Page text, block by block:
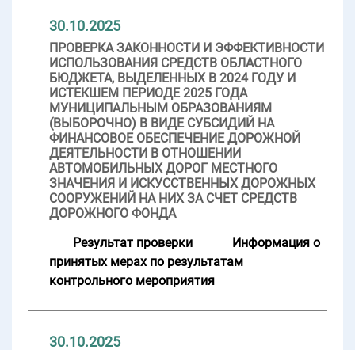
30.10.2025
ПРОВЕРКА ЗАКОННОСТИ И ЭФФЕКТИВНОСТИ
ИСПОЛЬЗОВАНИЯ СРЕДСТВ ОБЛАСТНОГО
БЮДЖЕТА, ВЫДЕЛЕННЫХ В 2024 ГОДУ И
ИСТЕКШЕМ ПЕРИОДЕ 2025 ГОДА
МУНИЦИПАЛЬНЫМ ОБРАЗОВАНИЯМ
(ВЫБОРОЧНО) В ВИДЕ СУБСИДИЙ НА
ФИНАНСОВОЕ ОБЕСПЕЧЕНИЕ ДОРОЖНОЙ
ДЕЯТЕЛЬНОСТИ В ОТНОШЕНИИ
АВТОМОБИЛЬНЫХ ДОРОГ МЕСТНОГО
ЗНАЧЕНИЯ И ИСКУССТВЕННЫХ ДОРОЖНЫХ
СООРУЖЕНИЙ НА НИХ ЗА СЧЕТ СРЕДСТВ
ДОРОЖНОГО ФОНДА
Результат проверки
Информация о
принятых мерах по результатам
контрольного мероприятия
30.10.2025